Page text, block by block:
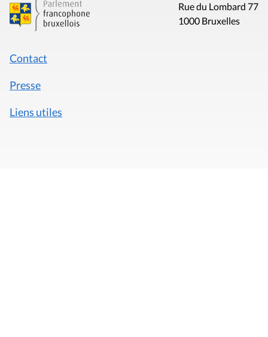
Rue du Lombard 77
1000 Bruxelles
Contact
Presse
Liens utiles